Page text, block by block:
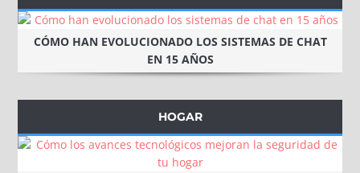
CÓMO HAN EVOLUCIONADO LOS SISTEMAS DE CHAT
EN 15 AÑOS
HOGAR